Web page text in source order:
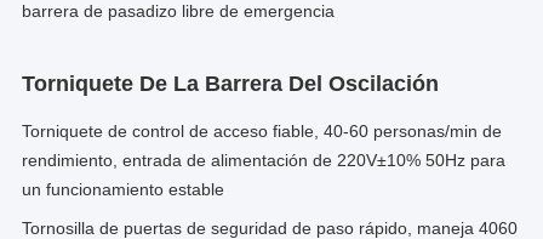
barrera de pasadizo libre de emergencia
Torniquete De La Barrera Del Oscilación
Torniquete de control de acceso fiable, 40-60 personas/min de
rendimiento, entrada de alimentación de 220V±10% 50Hz para
un funcionamiento estable
Tornosilla de puertas de seguridad de paso rápido, maneja 4060